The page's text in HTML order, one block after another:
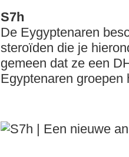
S7h
De Eygyptenaren
steroïden die je
gemeen dat ze een
Egyptenaren groepen